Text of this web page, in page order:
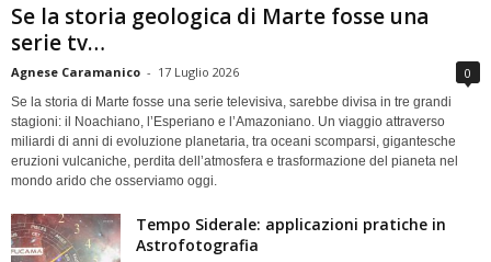
Se la storia geologica di Marte fosse una
serie tv…
Agnese Caramanico - 17 Luglio 2026 0
Se la storia di Marte fosse una serie televisiva, sarebbe divisa in tre grandi
stagioni: il Noachiano, l’Esperiano e l’Amazoniano. Un viaggio attraverso
miliardi di anni di evoluzione planetaria, tra oceani scomparsi, gigantesche
eruzioni vulcaniche, perdita dell’atmosfera e trasformazione del pianeta nel
mondo arido che osserviamo oggi.
Tempo Siderale: applicazioni pratiche in
Astrofotografia